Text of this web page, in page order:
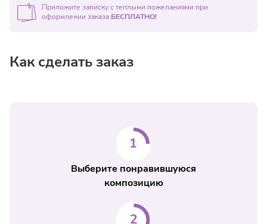
Приложите записку с теплыми пожеланиями при
оформлении заказа БЕСПЛАТНО!
Как сделать заказ
Выберите понравившуюся
композицию